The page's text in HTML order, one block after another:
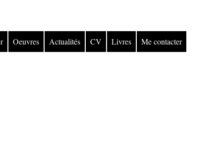
Oeuvres Actualités CV Livres Me contacter